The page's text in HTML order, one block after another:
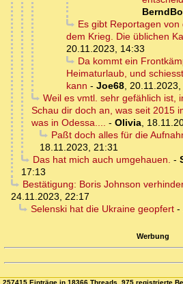
Es gibt Reportagen
dem Krieg. Die üblichen
20.11.2023, 14:33
Da kommt ein
Heimaturlaub, und
kann - Joe68,
Weil es vmtl. sehr gefählich ist,
Schau dir doch an, was seit 2015
was in Odessa.... - Olivia,
Paßt doch alles für die
18.11.2023, 21:31
Das hat mich auch umgehauen. -
17:13
Bestätigung: Boris Johnson
24.11.2023, 22:17
Selenski hat die Ukraine geopfert-
Werbung
257415 Einträge in 18366 Threads, 975 registrierte